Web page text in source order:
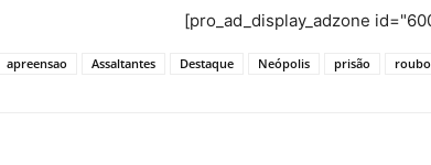
[pro_ad_display_adzone
apreensao Assaltantes Destaque Neópolis prisão roubo